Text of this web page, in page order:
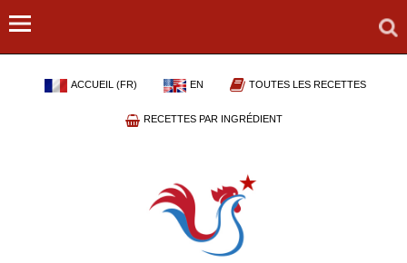
ACCUEIL (FR) EN TOUTES LES RECETTES
RECETTES PAR INGRÉDIENT